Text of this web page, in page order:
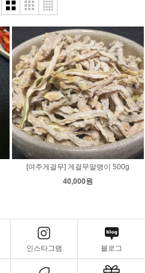
[여주게걸무] 게걸무말랭이 500g
40,000원
인스타그램 블로그